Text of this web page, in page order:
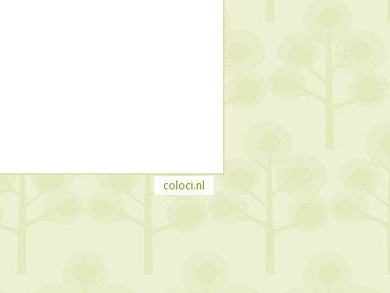
coloci.nl